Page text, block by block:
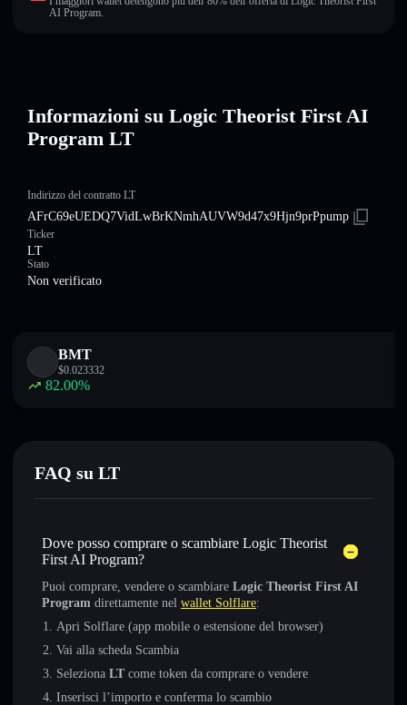
AI Program.
Informazioni su Logic Theorist First AI
Program LT
Indirizzo del contratto LT
AFrC69eUEDQ7VidLwBrKNmhAUVW9d47x9Hjn9prPpump
Ticker
LT
Stato
Non verificato
BMT
$0.023332
82.00%
FAQ su LT
Dove posso comprare o scambiare Logic Theorist
First AI Program?
Puoi comprare, vendere o scambiare Logic Theorist First AI
Program direttamente nel wallet Solflare:
Apri Solflare (app mobile o estensione del browser)
Vai alla scheda Scambia
Seleziona LT come token da comprare o vendere
Inserisci l’importo e conferma lo scambio